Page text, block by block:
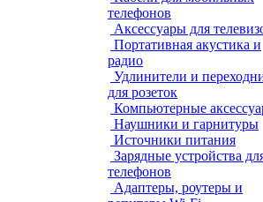
телефонов
Аксессуары для
Портативная акустика и
радио
Удлинители и
для розеток
Компьютерные
Наушники и гарнитуры
Источники питания
Зарядные устройства
телефонов
Адаптеры, роутеры и